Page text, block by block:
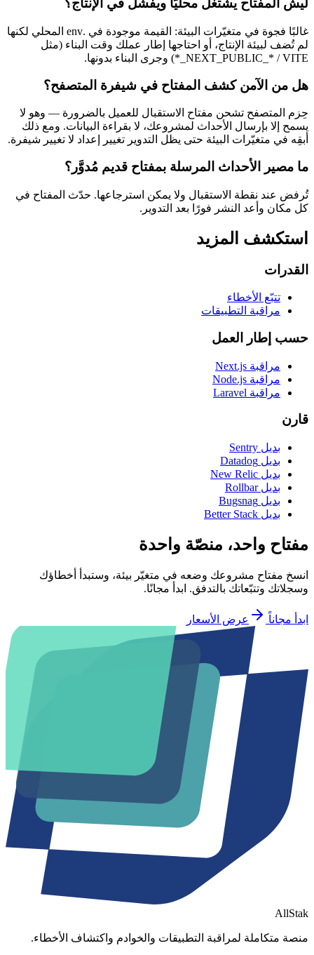
ليش المفتاح يشتغل محليًا ويفشل في الإنتاج؟
غالبًا فجوة في متغيّرات البيئة: القيمة موجودة في .env المحلي لكنها
لم تُضف لبيئة الإنتاج، أو احتاجها إطار عملك وقت البناء (مثل
NEXT_PUBLIC_* / VITE_*) وجرى البناء بدونها.
هل من الآمن كشف المفتاح في شيفرة المتصفح؟
حِزم المتصفح تشحن مفتاح الاستقبال للعميل بالضرورة — وهو لا
يسمح إلا بإرسال الأحداث لمشروعك، لا بقراءة البيانات. ومع ذلك
أبقِه في متغيّرات البيئة حتى يظل التدوير تغيير إعداد لا تغيير شيفرة.
ما مصير الأحداث المرسلة بمفتاح قديم مُدوَّر؟
تُرفض عند نقطة الاستقبال ولا يمكن استرجاعها. حدّث المفتاح في
كل مكان وأعد النشر فورًا بعد التدوير.
استكشف المزيد
القدرات
تتبّع الأخطاء
مراقبة التطبيقات
حسب إطار العمل
مراقبة Next.js
مراقبة Node.js
مراقبة Laravel
قارن
بديل Sentry
بديل Datadog
بديل New Relic
بديل Rollbar
بديل Bugsnag
بديل Better Stack
مفتاح واحد، منصّة واحدة
انسخ مفتاح مشروعك وضعه في متغيّر بيئة، وستبدأ أخطاؤك
وسجلاتك وتتبّعاتك بالتدفق. ابدأ مجانًا.
ابدأ مجاناً عرض الأسعار
AllStak
منصة متكاملة لمراقبة التطبيقات والخوادم واكتشاف الأخطاء.